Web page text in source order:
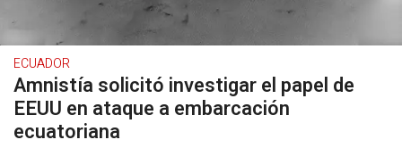
ECUADOR
Amnistía solicitó investigar el papel de
EEUU en ataque a embarcación
ecuatoriana